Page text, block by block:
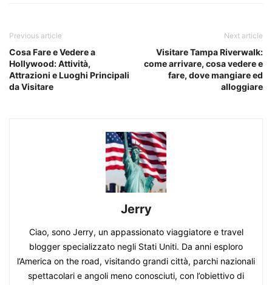
Previous article
Cosa Fare e Vedere a
Hollywood: Attività,
Attrazioni e Luoghi Principali
da Visitare
Next article
Visitare Tampa Riverwalk:
come arrivare, cosa vedere e
fare, dove mangiare ed
alloggiare
Jerry
Ciao, sono Jerry, un appassionato viaggiatore e travel
blogger specializzato negli Stati Uniti. Da anni esploro
l’America on the road, visitando grandi città, parchi nazionali
spettacolari e angoli meno conosciuti, con l’obiettivo di